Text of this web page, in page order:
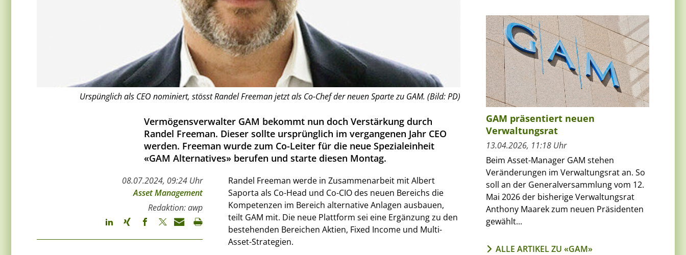
Urspünglich als CEO nominiert, stösst Randel Freeman jetzt als Co-Chef der neuen Sparte zu GAM. (Bild: PD)
Vermögensverwalter GAM bekommt nun doch Verstärkung durch
Randel Freeman. Dieser sollte ursprünglich im vergangenen Jahr CEO
werden. Freeman wurde zum Co-Leiter für die neue Spezialeinheit
«GAM Alternatives» berufen und starte diesen Montag.
08.07.2024, 09:24 Uhr
Asset Management
Redaktion: awp
Randel Freeman werde in Zusammenarbeit mit Albert
Saporta als Co-Head und Co-CIO des neuen Bereichs die
Kompetenzen im Bereich alternative Anlagen ausbauen,
teilt GAM mit. Die neue Plattform sei eine Ergänzung zu den
bestehenden Bereichen Aktien, Fixed Income und Multi-
Asset-Strategien.
GAM präsentiert neuen
Verwaltungsrat
13.04.2026, 11:18 Uhr
Beim Asset-Manager GAM stehen
Veränderungen im Verwaltungsrat an. So
soll an der Generalversammlung vom 12.
Mai 2026 der bisherige Verwaltungsrat
Anthony Maarek zum neuen Präsidenten
gewählt...
ALLE ARTIKEL ZU «GAM»